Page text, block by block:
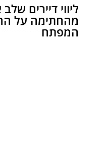
ליווי דיירים
מהחתימה על
המפתח